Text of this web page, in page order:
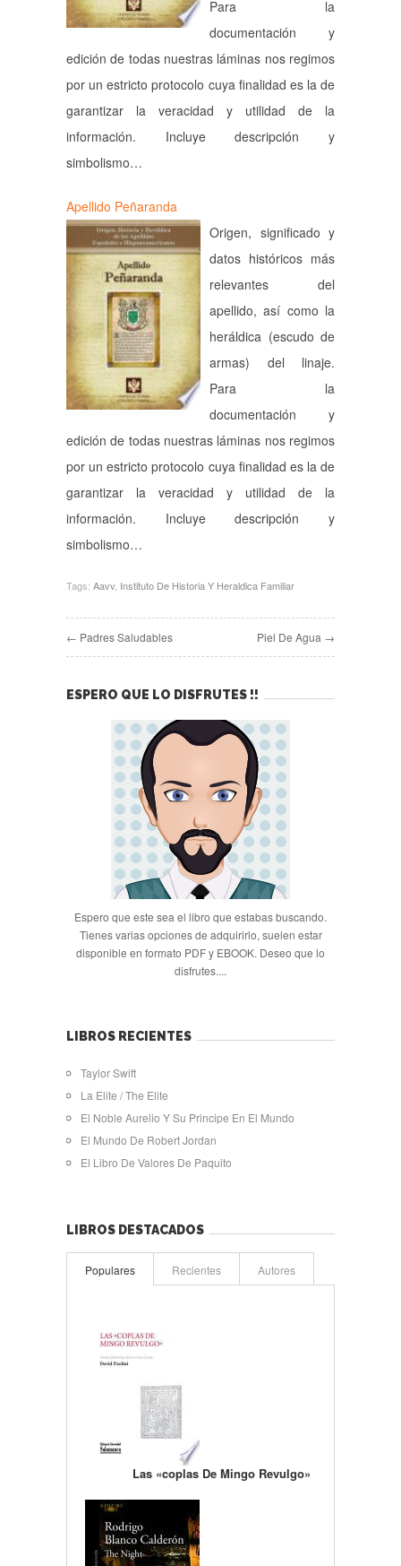
Para la
documentación y
edición de todas nuestras láminas nos regimos
por un estricto protocolo cuya finalidad es la de
garantizar la veracidad y utilidad de la
información. Incluye descripción y
simbolismo…
Apellido Peñaranda
Origen, significado y
datos históricos más
relevantes del
apellido, así como la
heráldica (escudo de
armas) del linaje.
Para la
documentación y
edición de todas nuestras láminas nos regimos
por un estricto protocolo cuya finalidad es la de
garantizar la veracidad y utilidad de la
información. Incluye descripción y
simbolismo…
Tags: Aavv Instituto De Historia Y Heraldica Familiar
← Padres Saludables Piel De Agua →
ESPERO QUE LO DISFRUTES !!
Espero que este sea el libro que estabas buscando.
Tienes varias opciones de adquirirlo, suelen estar
disponible en formato PDF y EBOOK. Deseo que lo
disfrutes....
LIBROS RECIENTES
Taylor Swift
La Elite / The Elite
El Noble Aurelio Y Su Principe En El Mundo
El Mundo De Robert Jordan
El Libro De Valores De Paquito
LIBROS DESTACADOS
Populares Recientes Autores
Las «coplas De Mingo Revulgo»